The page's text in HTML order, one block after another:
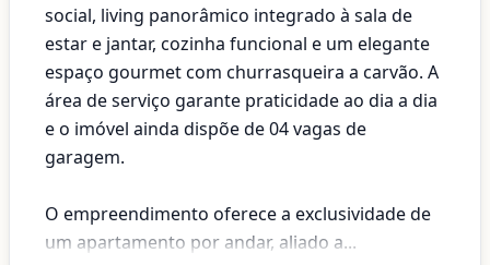
social, living panorâmico integrado à sala de
estar e jantar, cozinha funcional e um elegante
espaço gourmet com churrasqueira a carvão. A
área de serviço garante praticidade ao dia a dia
e o imóvel ainda dispõe de 04 vagas de
garagem.
O empreendimento oferece a exclusividade de
um apartamento por andar, aliado a...